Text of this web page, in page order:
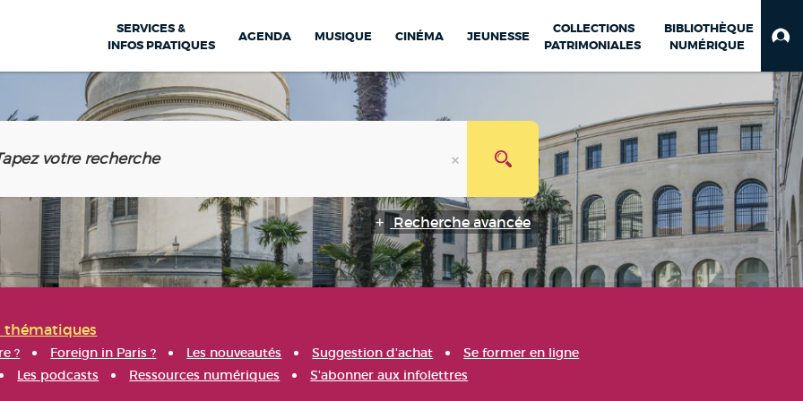
SERVICES &
INFOS PRATIQUES
AGENDA MUSIQUE CINÉMA JEUNESSE
COLLECTIONS
PATRIMONIALES
BIBLIOTHÈQUE
NUMÉRIQUE
Recherche avancée
thématiques
? Foreign in Paris ? Les nouveautés Suggestion d'achat
Se former en ligne
Les podcasts Ressources numériques S'abonner aux infolettres